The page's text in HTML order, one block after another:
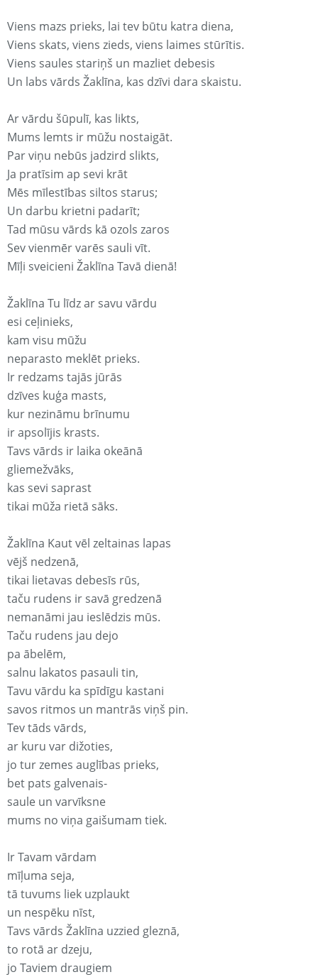
Viens mazs prieks, lai tev būtu katra diena,
Viens skats, viens zieds, viens laimes stūrītis.
Viens saules stariņš un mazliet debesis
Un labs vārds Žaklīna, kas dzīvi dara skaistu.
Ar vārdu šūpulī, kas likts,
Mums lemts ir mūžu nostaigāt.
Par viņu nebūs jadzird slikts,
Ja pratīsim ap sevi krāt
Mēs mīlestības siltos starus;
Un darbu krietni padarīt;
Tad mūsu vārds kā ozols zaros
Sev vienmēr varēs sauli vīt.
Mīļi sveicieni Žaklīna Tavā dienā!
Žaklīna Tu līdz ar savu vārdu
esi ceļinieks,
kam visu mūžu
neparasto meklēt prieks.
Ir redzams tajās jūrās
dzīves kuģa masts,
kur nezināmu brīnumu
ir apsolījis krasts.
Tavs vārds ir laika okeānā
gliemežvāks,
kas sevi saprast
tikai mūža rietā sāks.
Žaklīna Kaut vēl zeltainas lapas
vējš nedzenā,
tikai lietavas debesīs rūs,
taču rudens ir savā gredzenā
nemanāmi jau ieslēdzis mūs.
Taču rudens jau dejo
pa ābelēm,
salnu lakatos pasauli tin,
Tavu vārdu ka spīdīgu kastani
savos ritmos un mantrās viņš pin.
Tev tāds vārds,
ar kuru var dižoties,
jo tur zemes auglības prieks,
bet pats galvenais-
saule un varvīksne
mums no viņa gaišumam tiek.
Ir Tavam vārdam
mīļuma seja,
tā tuvums liek uzplaukt
un nespēku nīst,
Tavs vārds Žaklīna uzzied gleznā,
to rotā ar dzeju,
jo Taviem draugiem